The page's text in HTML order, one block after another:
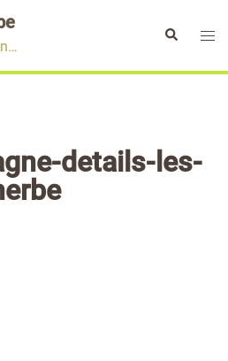
Rechercher
details-les-